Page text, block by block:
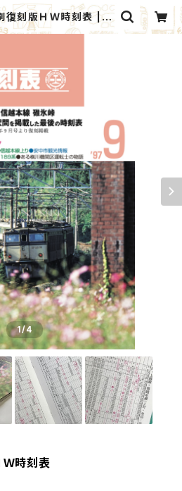
復刻版ＨＷ時刻表 | A
GIFT MARKET
1/4
Ｗ時刻表